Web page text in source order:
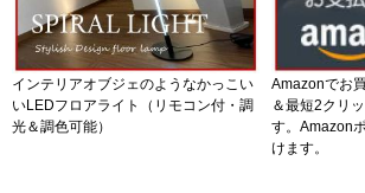
インテリアオブジェのようなかっこい
いLEDフロアライト（リモコン付・調
光＆調色可能）
Amazonでお
＆最短2クリ
す。Amazon
けます。